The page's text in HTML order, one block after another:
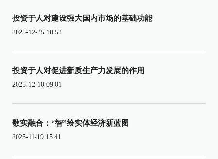
投资于人对建设强大国内市场的基础功能
2025-12-25 10:52
投资于人对促进新质生产力发展的作用
2025-12-10 09:01
数实融合：“智”绘实体经济新蓝图
2025-11-19 15:41